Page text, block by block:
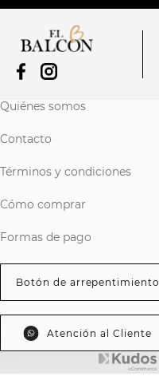
Quiénes somos
Contacto
Términos y condiciones
Cómo comprar
Formas de pago
Botón de arrepentimiento
Atención al Cliente